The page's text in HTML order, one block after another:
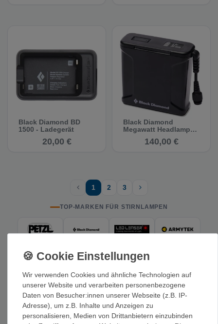
Black Diamond BD
1500 - Ladegerät
20,00 €
Black Diamond
Megawatt Headlamp
140,00 €
1 2 3
TOP-MARKEN FÜR STIRNLAMPEN
PASSENDE KATEGORIEN
Eispickel + Eisgeräte Steigeisen + Grödel
Eisschrauben + Firnanker
Wir verwenden Cookies und ähnliche Technologien auf
unserer Website und verarbeiten personenbezogene
Daten von Besucher:innen unserer Webseite (z.B. IP-
Adresse), um z.B. Inhalte und Anzeigen zu
personalisieren, Medien von Drittanbietern einzubinden